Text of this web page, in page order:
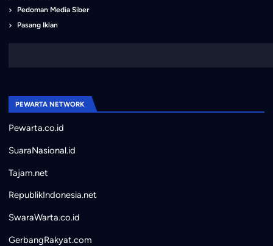
Pedoman Media Siber
Pasang Iklan
PEWARTA NETWORK
Pewarta.co.id
SuaraNasional.id
Tajam.net
RepublikIndonesia.net
SwaraWarta.co.id
GerbangRakyat.com